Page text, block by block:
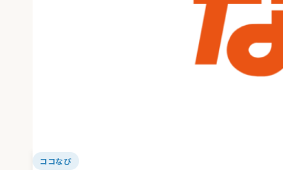
ココなび